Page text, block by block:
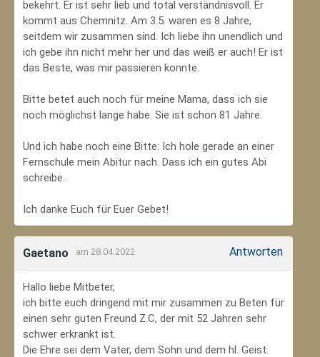
bekehrt. Er ist sehr lieb und total verständnisvoll. Er
kommt aus Chemnitz. Am 3.5. waren es 8 Jahre,
seitdem wir zusammen sind. Ich liebe ihn unendlich und
ich gebe ihn nicht mehr her und das weiß er auch! Er ist
das Beste, was mir passieren konnte.
Bitte betet auch noch für meine Mama, dass ich sie
noch möglichst lange habe. Sie ist schon 81 Jahre.
Und ich habe noch eine Bitte: Ich hole gerade an einer
Fernschule mein Abitur nach. Dass ich ein gutes Abi
schreibe.
Ich danke Euch für Euer Gebet!
Gaetano am 28.04.2022 Antworten
Hallo liebe Mitbeter,
ich bitte euch dringend mit mir zusammen zu Beten für
einen sehr guten Freund Z.C, der mit 52 Jahren sehr
schwer erkrankt ist.
Die Ehre sei dem Vater, dem Sohn und dem hl. Geist.